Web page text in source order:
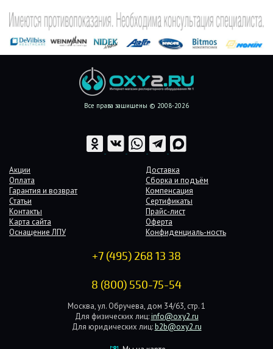
Все права защищены © 2008-2026
Акции
Доставка
Оплата
Сборка и подъём
Гарантия и возврат
Компенсация
Статьи
Сертификаты
Контакты
Прайс-лист
Карта сайта
Оферта
Оснащение ЛПУ
Конфиденциаль-ность
+7 (495) 268 13 38
8 (800) 550-75-54
Москва, ул. Обручева, дом 34/63, стр. 1
Для физических лиц: info@oxy2.ru
Для юридических лиц: b2b@oxy2.ru